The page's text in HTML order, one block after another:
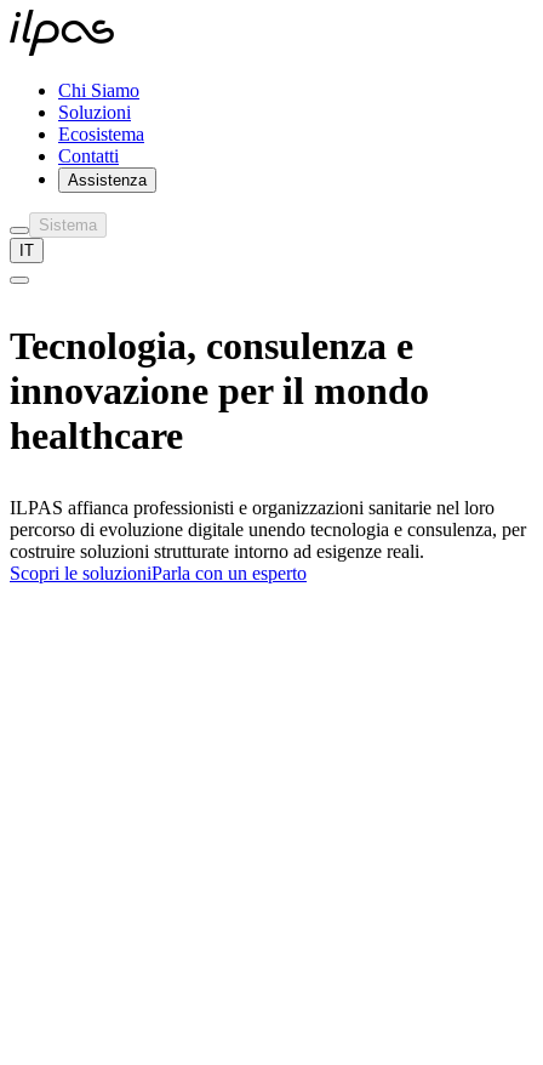
Chi Siamo
Soluzioni
Ecosistema
Contatti
Assistenza
Sistema
IT
Tecnologia, consulenza e
innovazione per il mondo
healthcare
ILPAS affianca professionisti e organizzazioni sanitarie nel loro
percorso di evoluzione digitale unendo tecnologia e consulenza, per
costruire soluzioni strutturate intorno ad esigenze reali.
Scopri le soluzioniParla con un esperto